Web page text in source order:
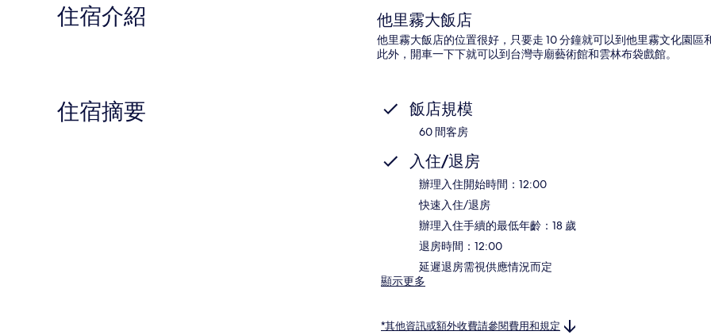
住宿介紹 他里霧大飯店
他里霧大飯店的位置很好，只要走 10 分鐘就可以到他里霧文化園
此外，開車一下下就可以到台灣寺廟藝術館和雲林布袋戲館。
住宿摘要 飯店規模
60 間客房
入住/退房
辦理入住開始時間：12:00
快速入住/退房
辦理入住手續的最低年齡：18 歲
退房時間：12:00
延遲退房需視供應情況而定
顯示更多
*其他資訊或額外收費請參閱費用和規定